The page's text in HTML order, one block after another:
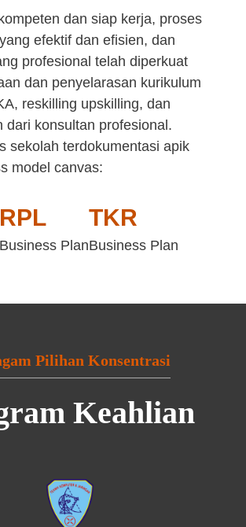
dan siap kerja, proses
efektif dan efisien, dan
profesional telah diperkuat
dan penyelarasan kurikulum
reskilling upskilling, dan
dari konsultan profesional.
sekolah terdokumentasi apik
model canvas:
RPL
Business Plan
TKR
Business Plan
Pilihan Konsentrasi
Keahlian